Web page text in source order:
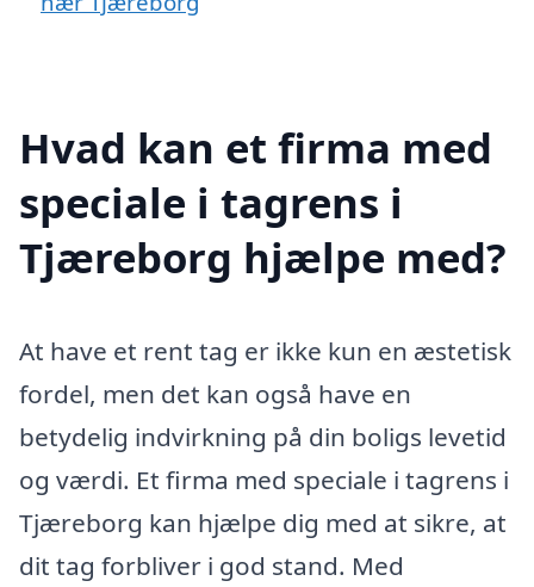
Hvad kan et firma med
speciale i tagrens i
Tjæreborg hjælpe med?
At have et rent tag er ikke kun en æstetisk
fordel, men det kan også have en
betydelig indvirkning på din boligs levetid
og værdi. Et firma med speciale i tagrens i
Tjæreborg kan hjælpe dig med at sikre, at
dit tag forbliver i god stand. Med